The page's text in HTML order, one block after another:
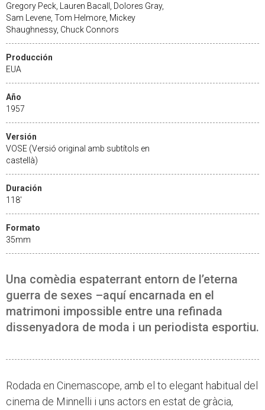
Gregory Peck, Lauren Bacall, Dolores Gray,
Sam Levene, Tom Helmore, Mickey
Shaughnessy, Chuck Connors
Producción
EUA
Año
1957
Versión
VOSE (Versió original amb subtítols en
castellà)
Duración
118'
Formato
35mm
Una comèdia espaterrant entorn de l’eterna
guerra de sexes –aquí encarnada en el
matrimoni impossible entre una refinada
dissenyadora de moda i un periodista esportiu.
Rodada en Cinemascope, amb el to elegant habitual del
cinema de Minnelli i uns actors en estat de gràcia,